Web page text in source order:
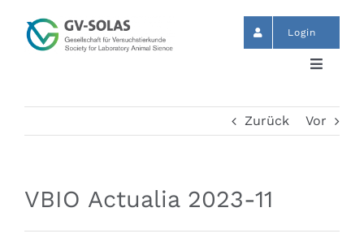
Inhalt
springen
Login
Toggle
Start
Zurück Vor
VBIO Actualia 2023-11